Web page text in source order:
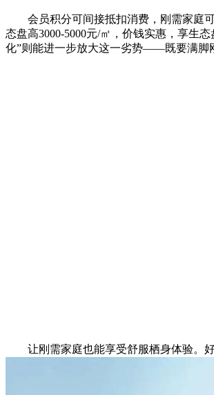
会员积分可间接抵扣消费，刚需家庭可
态盘高3000-5000元/㎡，价钱实惠，享生
化”则能进一步放大这一劣势——既要满脚
让刚需家庭也能享受舒服栖身体验。好